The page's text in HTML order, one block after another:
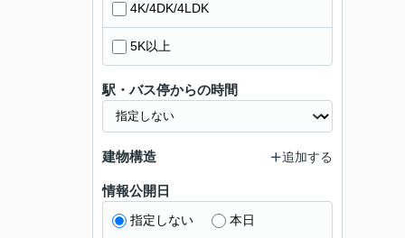
4K/4DK/4LDK
5K以上
駅・バス停からの時間
建物構造 追加する
情報公開日
指定しない 本日